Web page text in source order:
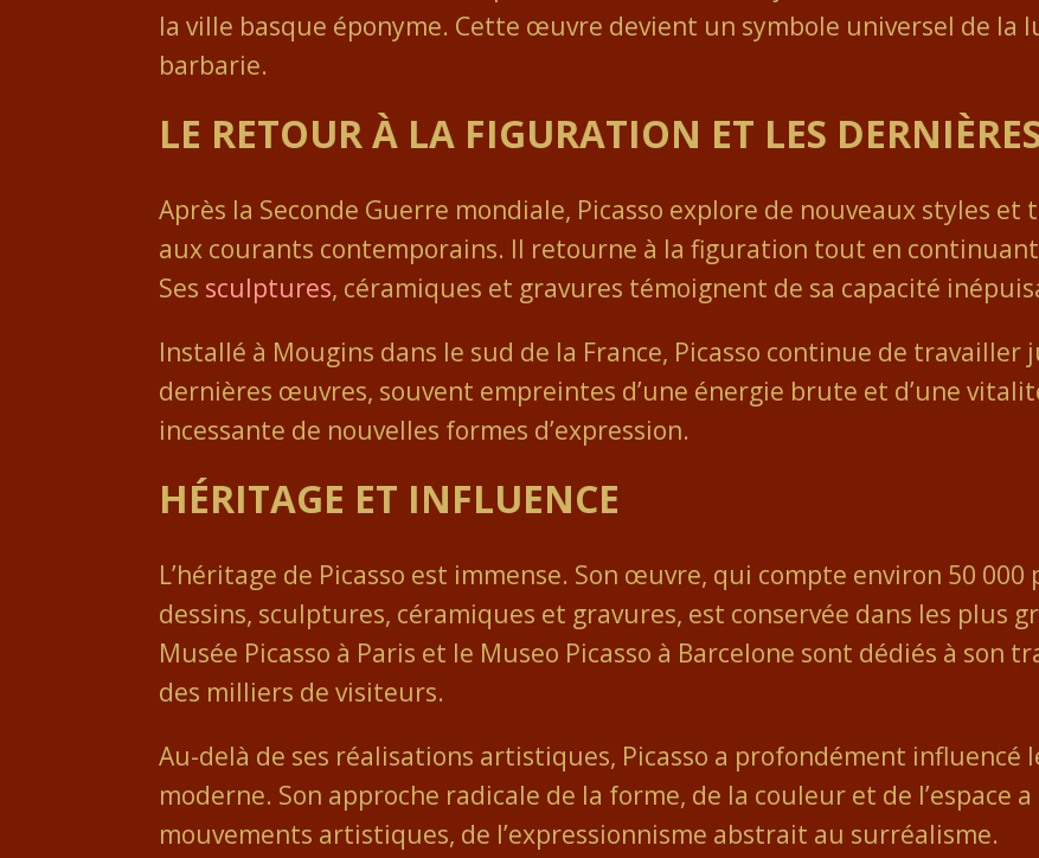
la ville basque éponyme. Cette œuvre devient un symbole universel de la
barbarie.
LE RETOUR À LA FIGURATION ET LES
Après la Seconde Guerre mondiale, Picasso explore de nouveaux styles
aux courants contemporains. Il retourne à la figuration tout en
Ses sculptures, céramiques et gravures témoignent de sa capacité
Installé à Mougins dans le sud de la France, Picasso continue de travailler
dernières œuvres, souvent empreintes d’une énergie brute et d’une
incessante de nouvelles formes d’expression.
HÉRITAGE ET INFLUENCE
L’héritage de Picasso est immense. Son œuvre, qui compte environ 50
dessins, sculptures, céramiques et gravures, est conservée dans les plus
Musée Picasso à Paris et le Museo Picasso à Barcelone sont dédiés à son
des milliers de visiteurs.
Au-delà de ses réalisations artistiques, Picasso a profondément influencé
moderne. Son approche radicale de la forme, de la couleur et de l’espace
mouvements artistiques, de l’expressionnisme abstrait au surréalisme.